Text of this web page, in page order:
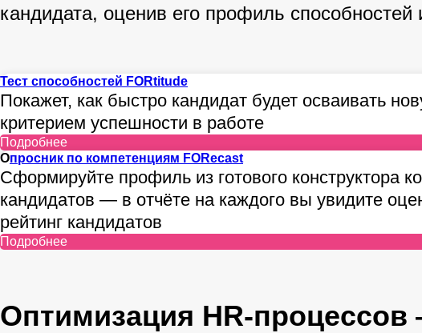
кандидата, оценив его профиль
Тест способностей FORtitude
Покажет, как быстро кандидат будет осваивать
критерием успешности в работе
Подробнее
Опросник по компетенциям FORecast
Сформируйте профиль из готового конструктора
кандидатов — в отчёте на каждого вы увидите
рейтинг кандидатов
Подробнее
Оптимизация HR-